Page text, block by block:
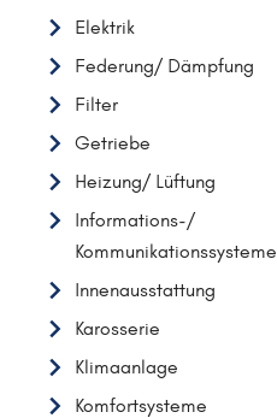
Elektrik
Federung/ Dämpfung
Filter
Getriebe
Heizung/ Lüftung
Informations-/
Kommunikationssysteme
Innenausstattung
Karosserie
Klimaanlage
Komfortsysteme